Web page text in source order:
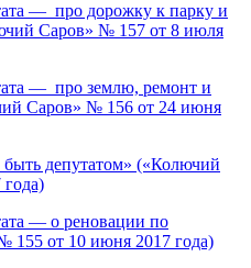
— про дорожку к парку и
Саров» № 157 от 8 июля
— про землю, ремонт и
Саров» № 156 от 24 июня
депутатом» («Колючий
— о реновации по
155 от 10 июня 2017 года)